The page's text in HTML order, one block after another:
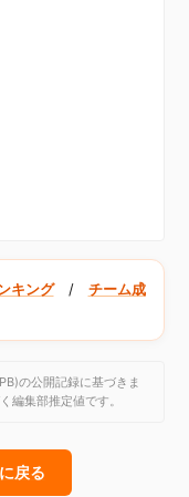
キング/ チーム成
の公開記録に基づきま
編集部推定値です。
戻る